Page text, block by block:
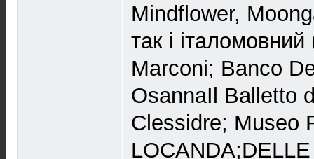
Mindflower,
так і
Marconi; Banco
OsannaIl Balletto
Clessidre; Museo